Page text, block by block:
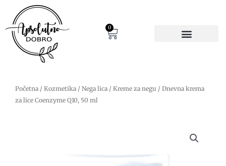
sadržaj
0
Cart
Početna / Kozmetika / Nega lica / Kreme za negu / Dnevna krema
za lice Coenzyme Q10, 50 ml